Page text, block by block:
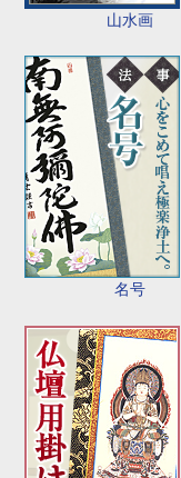
山水画
名号